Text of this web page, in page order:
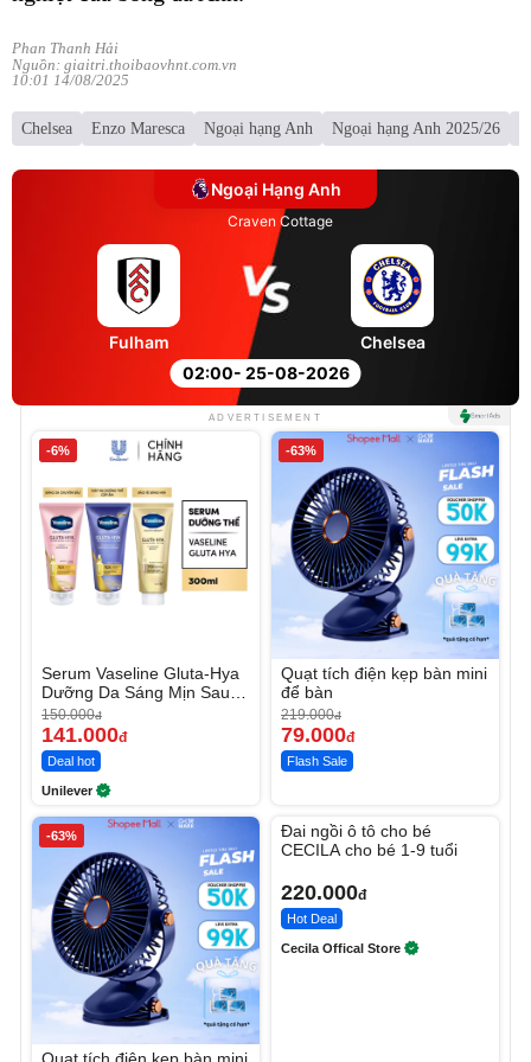
Phan Thanh Hải
Nguồn: giaitri.thoibaovhnt.com.vn
10:01 14/08/2025
Chelsea Enzo Maresca Ngoại hạng Anh Ngoại hạng Anh 2025/26
Ngoại Hạng Anh
Craven Cottage
02:00- 25-08-2026
Fulham Chelsea
ADVERTISEMENT
-6%
Serum Vaseline Gluta-Hya
Dưỡng Da Sáng Mịn Sau 7
Ngày
150.000đ
141.000đ
Deal hot
Unilever
-63%
Quạt tích điện kẹp bàn mini
để bàn
219.000đ
79.000đ
Flash Sale
-63%
Đai ngồi ô tô cho bé
CECILA cho bé 1-9 tuổi
220.000đ
Hot Deal
Cecila Offical Store